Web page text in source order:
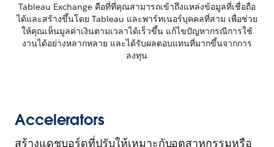
Tableau Exchange คือที่ที่คุณสามารถเข้าถึงแหล่งข้อมูลที่เชื่อถือ
ได้และสร้างขึ้นโดย Tableau และพาร์ทเนอร์บุคคลที่สาม เพื่อช่วย
ให้คุณเห็นมูลค่าเงินตามเวลาได้เร็วขึ้น แก้ไขปัญหากรณีการใช้
งานได้อย่างหลากหลาย และได้รับผลตอบแทนที่มากขึ้นจากการ
ลงทุน
Accelerators
สร้างแดชบอร์ดที่ปรับให้เหมาะกับอุตสาหกรรมหรือ